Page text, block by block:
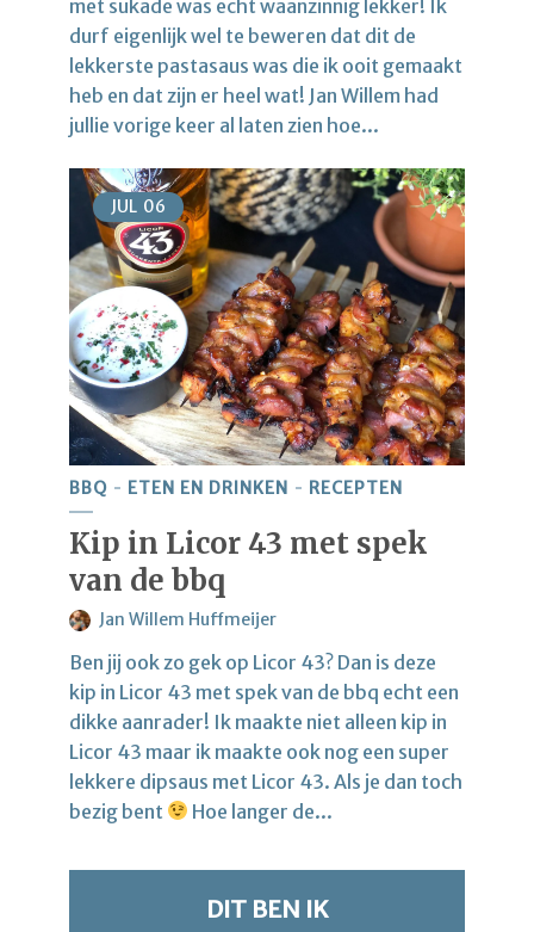
met sukade was echt waanzinnig lekker! Ik
durf eigenlijk wel te beweren dat dit de
lekkerste pastasaus was die ik ooit gemaakt
heb en dat zijn er heel wat! Jan Willem had
jullie vorige keer al laten zien hoe...
JUL 06
BBQ ETEN EN DRINKEN RECEPTEN
Kip in Licor 43 met spek
van de bbq
Jan Willem Huffmeijer
Ben jij ook zo gek op Licor 43? Dan is deze
kip in Licor 43 met spek van de bbq echt een
dikke aanrader! Ik maakte niet alleen kip in
Licor 43 maar ik maakte ook nog een super
lekkere dipsaus met Licor 43. Als je dan toch
bezig bent
Hoe langer de...
DIT BEN IK